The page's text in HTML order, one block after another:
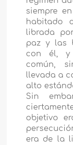
siempre
habitado
librada
paz y las
con él, y
común,
llevada a
alto
Sin
objetivo
era de la